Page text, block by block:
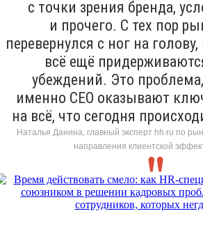
с точки зрения бренда,
и прочего. С тех пор
перевернулся с ног на голову,
всё ещё
убеждений. Это
именно CEO оказывают
на всё, что сегодня
Наталья Данина, главный эксперт hh.ru по
направления клиентской